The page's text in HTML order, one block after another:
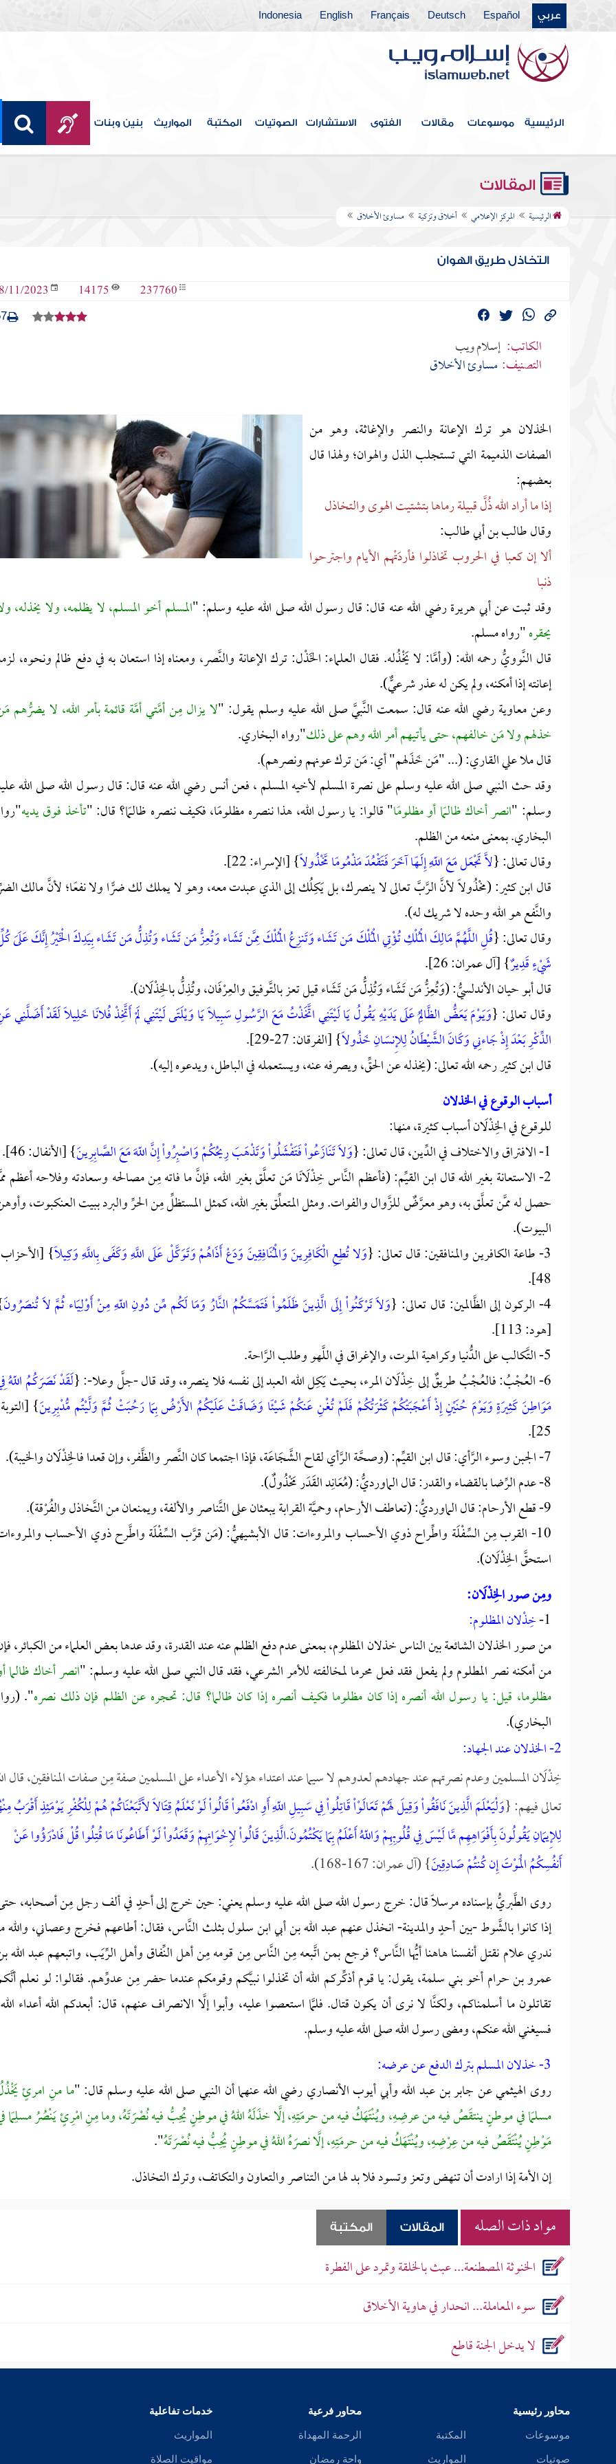
عربي Español
Deutsch
Français
English
Indonesia
الرئيسية موسوعات مقالات الفتوى الاستشارات الصوتيات المكتبة المواريث بنين وبنات
المقالات
الرئيسية المركز الإعلامي أخلاق وتزكية مساوئ الأخلاق
التخاذل طريق الهوان
237760
14175
11/2023
الكاتب: إسلام ويب
التصنيف: مساوئ الأخلاق
الخذلان هو ترك الإعانة والنصر والإغاثة، وهو من
الصفات الذميمة التي تستجلب الذل والهوان؛ ولهذا قال
بعضهم:
إذا ما أراد الله ذُلَّ قبيلةرماها بتشتيت الهوى والتخاذل
وقال طالب بن أبي طالب:
ألا إن كعبا في الحروب تخاذلوا فأردَتْهم الأيام واجترحوا
ذنبا
وقد ثبت عن أبي هريرة رضي الله عنه قال: قال رسول الله صلى الله عليه وسلم: "المسلم أخو المسلم، لا يظلمه، ولا يخذله،
يحقره"رواه مسلم.
قال النَّوويُّ رحمه الله: (وأمَّا: لا يَخْذُله. فقال العلماء: الخَذْل: ترك الإعانة والنَّصر، ومعناه إذا استعان به في دفع ظالم ونحوه،
إعانته إذا أمكنه، ولم يكن له عذر شرعيٌّ).
وعن معاوية رضي الله عنه قال: سمعت النَّبيَّ صلى الله عليه وسلم يقول: "لا يزال مِن أمَّتي أمَّة قائمة بأمر الله، لا يضرُّهم
خذلهم ولا مَن خالفهم، حتى يأتيهم أمر الله وهم على ذلك"رواه البخاري.
قال ملا علي القاري: (... "مَن خَذَلهم" أي: مَن ترك عونهم ونصرهم).
وقد حث النبي صلى الله عليه وسلم على نصرة المسلم لأخيه المسلم ، فعن أنس رضي الله عنه قال: قال رسول الله صلى الله
وسلم: "انصر أخاك ظالـمًا أو مظلومًا" قالوا: يا رسول الله، هذا ننصره مظلومًا، فكيف ننصره ظالـمًا؟ قال: "تأخذ فوق يديه
البخاري. بمعنى منعه من الظلم.
وقال تعالى: {لاَّ تَجْعَل مَعَ اللّهِ إِلَـهًا آخَرَ فَتَقْعُدَ مَذْمُومًا مَّخْذُولاً} [الإسراء: 22].
قال ابن كثير: (مخْذُولاً لأنَّ الرَّبَّ تعالى لا ينصرك، بل يَكِلُك إلى الذي عبدت معه، وهو لا يملك لك ضرًّا ولا نفعًا؛ لأنَّ مالك
والنَّفع هو الله وحده لا شريك له).
وقال تعالى: {قُلِ اللَّهُمَّ مَالِكَ الْمُلْكِ تُؤْتِي الْمُلْكَ مَن تَشَاء وَتَنزِعُ الْمُلْكَ مِمَّن تَشَاء وَتُعِزُّ مَن تَشَاء وَتُذِلُّ مَن تَشَاء بِيَدِكَ الْخَيْرُ إِنَّكَ عَلَىَ
شَيْءٍ قَدِيرٌ} [آل عمران: 26].
قال أبو حيان الأندلسيُّ: (وَتُعِزُّ مَن تَشَاء وَتُذِلُّ مَن تَشَاء قيل تعز بالتَّوفيق والعِرْفَان، وتُذِلُّ بالخِذْلَان).
وقال تعالى: {وَيَوْمَ يَعَضُّ الظَّالِمُ عَلَى يَدَيْهِ يَقُولُ يَا لَيْتَنِي اتَّخَذْتُ مَعَ الرَّسُولِ سَبِيلاً يَا وَيْلَتَى لَيْتَنِي لَمْ أَتَّخِذْ فُلانًا خَلِيلاً لَقَدْ أَضَلَّنِي
الذِّكْرِ بَعْدَ إِذْ جَاءنِي وَكَانَ الشَّيْطَانُ لِلإِنسَانِ خَذُولاً} [الفرقان: 27-29].
قال ابن كثير رحمه الله تعالى: (يخذله عن الحقِّ، ويصرفه عنه، ويستعمله في الباطل، ويدعوه إليه).
أسباب الوقوع في الخذلان
للوقوع في الخِذْلَان أسباب كثيرة، منها:
1- الافتراق والاختلاف في الدِّين، قال تعالى: {
وَلاَ تَنَازَعُواْ فَتَفْشَلُواْ وَتَذْهَبَ رِيحُكُمْ وَاصْبِرُواْ إِنَّ اللّهَ مَعَ الصَّابِرِينَ} [الأنفال: 46].
2- الاستعانة بغير الله قال ابن القيِّم: (فأعظم النَّاس خِذْلَانًا مَن تعلَّق بغير الله، فإنَّ ما فاته مِن مصالحه وسعادته وفلاحه أعظم
حصل له ممَّن تعلَّق به، وهو معرَّضٌ للزَّوال والفوات. ومثل المتعلِّق بغير الله، كمثل المستظلِّ مِن الحرِّ والبرد ببيت العنكبوت،
البيوت).
3- طاعة الكافرين والمنافقين: قال تعالى: {
وَلا تُطِعِ الْكَافِرِينَ وَالْمُنَافِقِينَ وَدَعْ أَذَاهُمْ وَتَوَكَّلْ عَلَى اللَّهِ وَكَفَى بِاللَّهِ وَكِيلاً}
48].
4- الركون إلى الظَّالمين: قال تعالى: {
وَلاَ تَرْكَنُواْ إِلَى الَّذِينَ ظَلَمُواْ فَتَمَسَّكُمُ النَّارُ وَمَا لَكُم مِّن دُونِ اللّهِ مِنْ أَوْلِيَاء ثُمَّ لاَ تُنصَرُونَ
[هود: 113].
5- التَّكالب على الدُّنيا وكراهية الموت، والإغراق في اللَّهو وطلب الرَّاحة.
6- العُجْبُ: فالعُجْبُ طريقٌ إلى خِذْلَان المرء، بحيث يَكِل الله العبد إلى نفسه فلا ينصره، وقد قال -جلَّ وعلا-: {
لَقَدْ نَصَرَكُمُ اللّهُ
مَوَاطِنَ كَثِيرَةٍ وَيَوْمَ حُنَيْنٍ إِذْ أَعْجَبَتْكُمْ كَثْرَتُكُمْ فَلَمْ تُغْنِ عَنكُمْ شَيْئًا وَضَاقَتْ عَلَيْكُمُ الأَرْضُ بِمَا رَحُبَتْ ثُمَّ وَلَّيْتُم مُّدْبِرِينَ}
25].
7- الجبن وسوء الرَّأي: قال ابن القيِّم: (وصحَّة الرَّأي لقاح الشَّجَاعَة، فإذا اجتمعا كان النَّصر والظَّفر، وإن قعدا فالخِذْلَان والخيبة).
8- عدم الرِّضا بالقضاء والقدر: قال الماورديُّ: (مُعَانِد القَدَر مَخْذُولٌ).
9- قطع الأرحام: قال الماورديُّ: (تعاطف الأرحام، وحميَّة القرابة يبعثان على التَّناصر والألفة، ويمنعان من التَّخاذل والفُرْقة).
10- القرب مِن السِّفْلَة واطِّراح ذوي الأحساب والمروءات: قال الأبشيهيُّ: (مَن قرَّب السِّفْلَة واطَّرح ذوي الأحساب
استحقَّ الخِذْلَان).
ومِن صور الخِذْلَان:
1- خِذْلان المظلوم:
من صور الخذلان الشائعة بين الناس خذلان المظلوم، بمعنى عدم دفع الظلم عنه عند القدرة، وقد عدها بعض العلماء من الكبائر،
من أمكنه نصر المطلوم ولم يفعل فقد فعل محرما لمخالفته للأمر الشرعي، فقد قال النبي صلى الله عليه وسلم: "انصر أخاك ظالما
مظلوما، قيل: يا رسول الله أنصره إذا كان مظلوما فكيف أنصره إذا كان ظالما؟ قال: تحجره عن الظلم فإن ذلك نصره".
البخاري).
2- الخذلان عند الجهاد:
خِذْلَان المسلمين وعدم نصرتهم عند جهادهم لعدوهم لا سيما عند اعتداء هؤلاء الأعداء على المسلمين صفة مِن صفات المنافقين، قال
تعالى فيهم: {وَلْيَعْلَمَ الَّذِينَ نَافَقُواْ وَقِيلَ لَهُمْ تَعَالَوْاْ قَاتِلُواْ فِي سَبِيلِ اللّهِ أَوِ ادْفَعُواْ قَالُواْ لَوْ نَعْلَمُ قِتَالاً لاَّتَّبَعْنَاكُمْ هُمْ لِلْكُفْرِ يَوْمَئِذٍ أَقْرَبُ
لِلإِيمَانِ يَقُولُونَ بِأَفْوَاهِهِم مَّا لَيْسَ فِي قُلُوبِهِمْ وَاللّهُ أَعْلَمُ بِمَا يَكْتُمُونَ.الَّذِينَ قَالُواْ لإِخْوَانِهِمْ وَقَعَدُواْ لَوْ أَطَاعُونَا مَا قُتِلُوا قُلْ فَادْرَؤُوا عَنْ
أَنفُسِكُمُ الْمَوْتَ إِن كُنتُمْ صَادِقِينَ} (آل عمران: 167-168).
روى الطَّبريُّ بإسناده مرسلًا قال: خرج رسول الله صلى الله عليه وسلم يعني: حين خرج إلى أحدٍ في ألف رجل مِن أصحابه،
إذا كانوا بالشَّوط -بين أحدٍ والمدينة- انخذل عنهم عبد الله بن أبي ابن سلول بثلث النَّاس، فقال: أطاعهم فخرج وعصاني، والله
ندري علام نقتل أنفسنا هاهنا أيُّها النَّاس؟ فرجع بمن اتَّبعه مِن النَّاس مِن قومه مِن أهل النِّفاق وأهل الرِّيَب، واتبعهم عبد الله
عمرو بن حرام أخو بني سلمة، يقول: يا قوم أذكِّركم الله أن تخذلوا نبيَّكم وقومكم عندما حضر مِن عدوِّهم. فقالوا: لو نعلم
تقاتلون ما أسلمناكم، ولكنَّا لا نرى أن يكون قتال. فلمَّا استعصوا عليه، وأبوا إلَّا الانصراف عنهم، قال: أبعدكم الله أعداء
فسيغني الله عنكم، ومضى رسول الله صلى الله عليه وسلم.
3- خذلان المسلم بترك الدفع عن عرضه:
روى الهيثمي عن جابر بن عبد الله وأبي أيوب الأنصاري رضي الله عنهما أن النبي صلى الله عليه وسلم قال: "ما منِ امرئٍ
مسلمًا في موطنٍ ينتقَصُ فيه من عرضِهِ، ويُنْتَهَكُ فيه من حرمَتِهِ، إلَّا خذَلَهُ اللهُ في موطِنٍ يُحِبُّ فيه نُصْرَتَهُ، وما مِنِ امْرِئٍ يَنْصُرُ مسلِمًا
مَوْطِنٍ يُنْتَقَصُ فيه من عِرْضِهِ، ويُنْتَهَكُ فيه من حرمَتِهِ، إلَّا نصرَهُ اللهُ في موطِنٍ يُحِبُّ فيه نُصْرَتَهُ".
إن الأمة إذا ارادت أن تنهض وتعز وتسود فلا بد لها من التناصر والتعاون والتكاتف، وترك التخاذل.
مواد ذات الصله المقالات المكتبة
الخنوثة المصطنعة... عبث بالخلقة وتمرد على الفطرة
سوء المعاملة... انحدار في هاوية الأخلاق
لا يدخل الجنة قاطع
محاور رئيسية
موسوعات
صوتيات
المكتبة
المواريث
محاور فرعية
الرحمة المهداة
واحة رمضان
خدمات تفاعلية
المواريث
مواقيت الصلاة